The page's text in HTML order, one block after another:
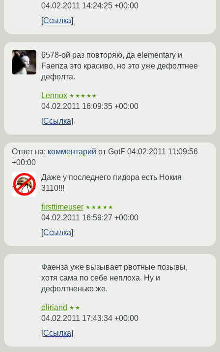
04.02.2011 14:24:25 +00:00
Ссылка
6578-ой раз повторяю, да elementary и
Faenza это красиво, но это уже дефолтнее
дефолта.
Lennox ★★★★★
04.02.2011 16:09:35 +00:00
Ссылка
Ответ на: комментарий от GotF 04.02.2011 11:09:56
+00:00
Даже у последнего пидора есть Нокия
3110!!!
firsttimeuser ★★★★★
04.02.2011 16:59:27 +00:00
Ссылка
Фаенза уже вызывает рвотные позывы,
хотя сама по себе неплоха. Ну и
дефолтненько же.
eliriand ★★
04.02.2011 17:43:34 +00:00
Ссылка